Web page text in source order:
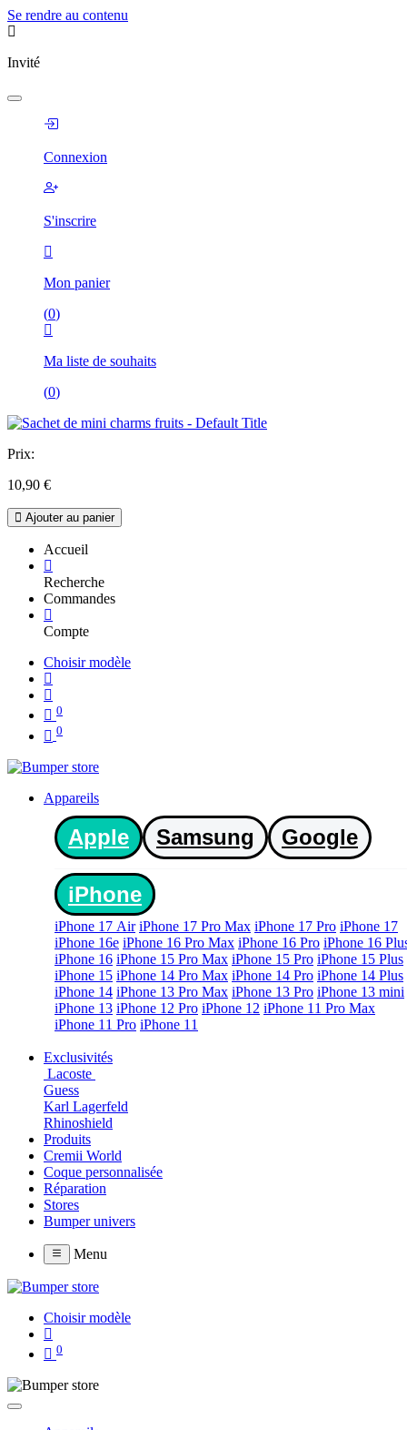
Se rendre au contenu
Invité
Connexion
S'inscrire
Mon panier
(0)
Ma liste de souhaits
(0)
Prix:
10,90 €
Ajouter au panier
Accueil
Recherche
Commandes
Compte
Choisir modèle
0
0
Appareils
Apple Samsung Google
iPhone
iPhone 17 Air iPhone 17 Pro Max iPhone 17 Pro iPhone 17
iPhone 16e iPhone 16 Pro Max iPhone 16 Pro iPhone 16
iPhone 16 iPhone 15 Pro Max iPhone 15 Pro iPhone 15 Plus
iPhone 15 iPhone 14 Pro Max iPhone 14 Pro iPhone 14 Plus
iPhone 14 iPhone 13 Pro Max iPhone 13 Pro iPhone 13 mini
iPhone 13 iPhone 12 Pro iPhone 12 iPhone 11 Pro Max
iPhone 11 Pro iPhone 11
Exclusivités
Lacoste
Guess
Karl Lagerfeld
Rhinoshield
Produits
Cremii World
Coque personnalisée
Réparation
Stores
Bumper univers
Menu
Choisir modèle
0